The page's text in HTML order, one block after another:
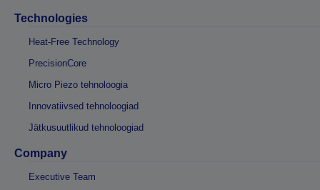
Technologies
Heat-Free Technology
PrecisionCore
Micro Piezo tehnoloogia
Innovatiivsed tehnoloogiad
Jätkusuutlikud tehnoloogiad
Company
Executive Team